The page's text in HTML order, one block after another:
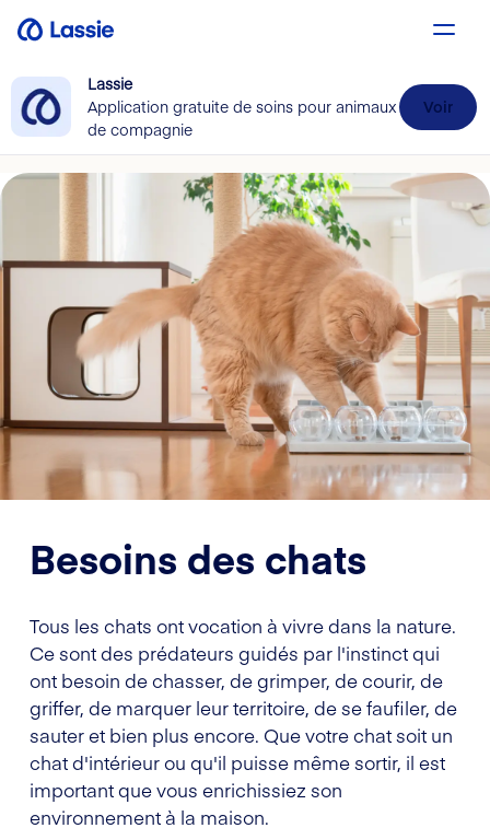
Lassie
Application gratuite de soins pour animaux
de compagnie
Voir
Besoins des chats
Tous les chats ont vocation à vivre dans la nature.
Ce sont des prédateurs guidés par l'instinct qui
ont besoin de chasser, de grimper, de courir, de
griffer, de marquer leur territoire, de se faufiler, de
sauter et bien plus encore. Que votre chat soit un
chat d'intérieur ou qu'il puisse même sortir, il est
important que vous enrichissiez son
environnement à la maison.